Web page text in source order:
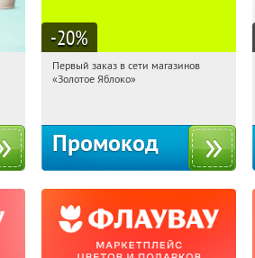
-20%
17:03:30
Получи первым!
Первый заказ в сети магазинов
«Золотое Яблоко»
Промокод